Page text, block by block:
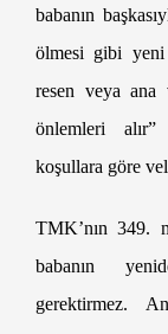
babanın
ölmesi gibi yeni
resen veya ana
önlemleri
koşullara göre
TMK’nın 349.
babanın
gerektirmez.